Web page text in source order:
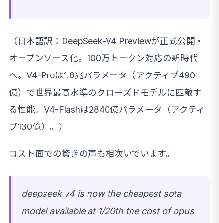
（日本語訳：DeepSeek-V4 Previewが正式公開・
オープンソース化。100万トークン対応の新時代
へ。V4-Proは1.6兆パラメータ（アクティブ490
億）で世界最高水準のクローズドモデルに匹敵す
る性能。V4-Flashは2840億パラメータ（アクティ
ブ130億）。）
コスト面での驚きの声も相次いでいます。
deepseek v4 is now the cheapest sota
model available at 1/20th the cost of opus